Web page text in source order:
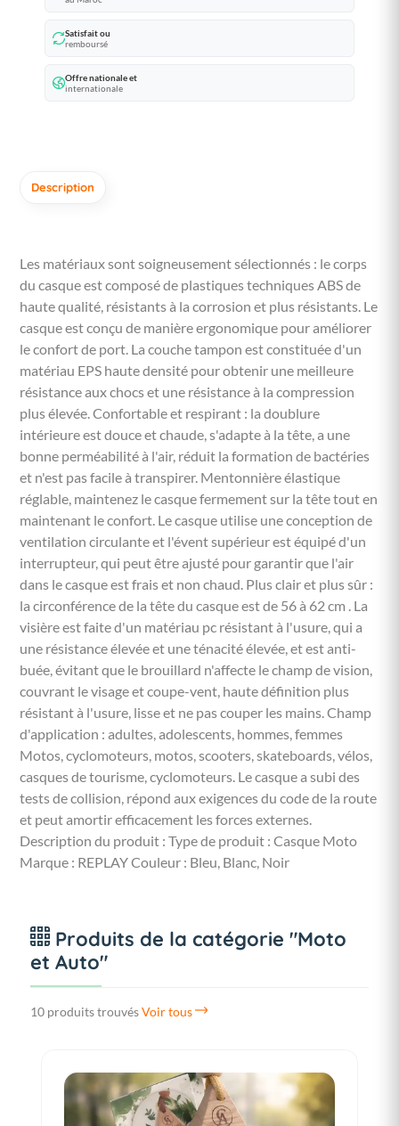
Satisfait ou
remboursé
Offre nationale et
internationale
Description
Les matériaux sont soigneusement sélectionnés : le corps
du casque est composé de plastiques techniques ABS de
haute qualité, résistants à la corrosion et plus résistants. Le
casque est conçu de manière ergonomique pour améliorer
le confort de port. La couche tampon est constituée d'un
matériau EPS haute densité pour obtenir une meilleure
résistance aux chocs et une résistance à la compression
plus élevée. Confortable et respirant : la doublure
intérieure est douce et chaude, s'adapte à la tête, a une
bonne perméabilité à l'air, réduit la formation de bactéries
et n'est pas facile à transpirer. Mentonnière élastique
réglable, maintenez le casque fermement sur la tête tout en
maintenant le confort. Le casque utilise une conception de
ventilation circulante et l'évent supérieur est équipé d'un
interrupteur, qui peut être ajusté pour garantir que l'air
dans le casque est frais et non chaud. Plus clair et plus sûr :
la circonférence de la tête du casque est de 56 à 62 cm . La
visière est faite d'un matériau pc résistant à l'usure, qui a
une résistance élevée et une ténacité élevée, et est anti-
buée, évitant que le brouillard n'affecte le champ de vision,
couvrant le visage et coupe-vent, haute définition plus
résistant à l'usure, lisse et ne pas couper les mains. Champ
d'application : adultes, adolescents, hommes, femmes
Motos, cyclomoteurs, motos, scooters, skateboards, vélos,
casques de tourisme, cyclomoteurs. Le casque a subi des
tests de collision, répond aux exigences du code de la route
et peut amortir efficacement les forces externes.
Description du produit : Type de produit : Casque Moto
Marque : REPLAY Couleur : Bleu, Blanc, Noir
Produits de la catégorie "Moto
et Auto"
10 produits trouvésVoir tous